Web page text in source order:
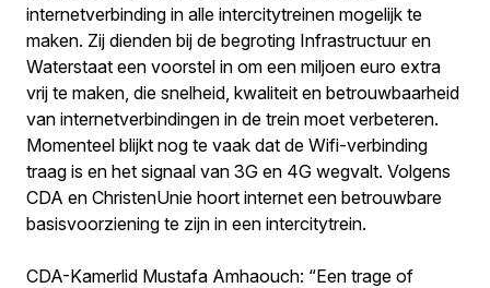
internetverbinding in alle intercitytreinen mogelijk te
maken. Zij dienden bij de begroting Infrastructuur en
Waterstaat een voorstel in om een miljoen euro extra
vrij te maken, die snelheid, kwaliteit en betrouwbaarheid
van internetverbindingen in de trein moet verbeteren.
Momenteel blijkt nog te vaak dat de Wifi-verbinding
traag is en het signaal van 3G en 4G wegvalt. Volgens
CDA en ChristenUnie hoort internet een betrouwbare
basisvoorziening te zijn in een intercitytrein.
CDA-Kamerlid Mustafa Amhaouch: “Een trage of